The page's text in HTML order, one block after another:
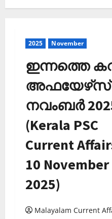
2025 November
ഇന്നത്തെ
അഫയേഴ്‌സ്
നവംബർ
(Kerala PSC
Current
10 November
2025)
Malayalam Current